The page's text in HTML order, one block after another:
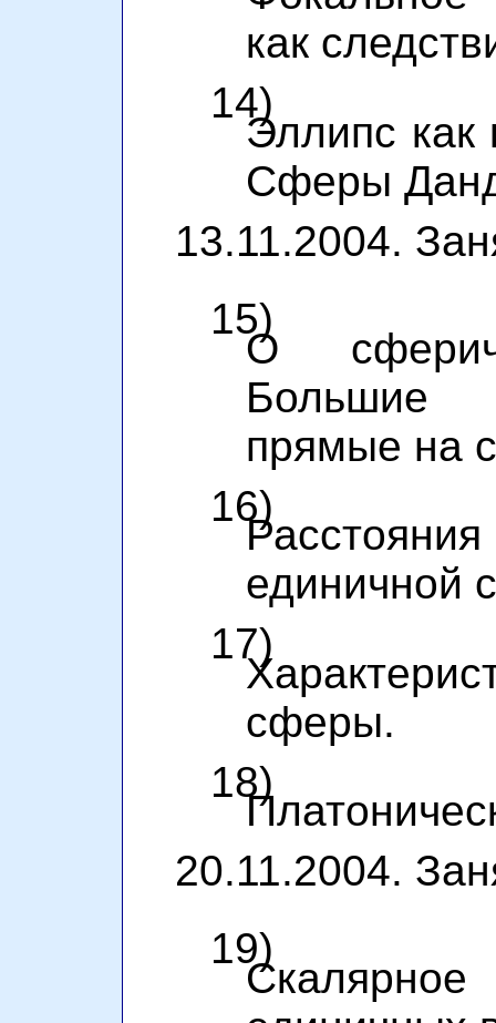
как
14)
Эллипс как
Сферы
13.11.2004.
15)
О
Большие
прямые на
16)
единичной
17)
сферы.
18)
20.11.2004.
19)